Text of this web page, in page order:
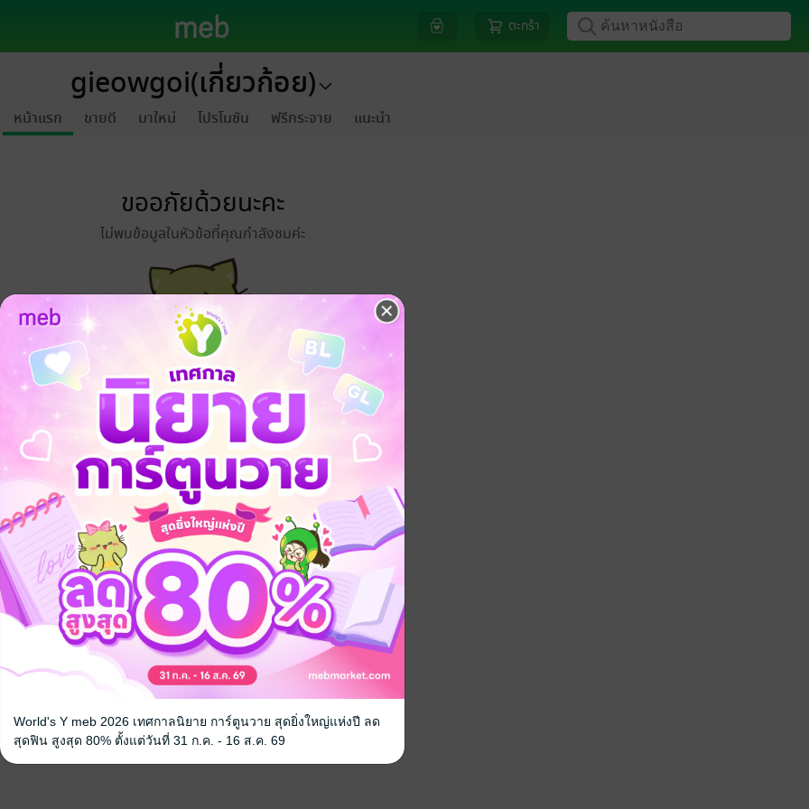
ตะกร้า
gieowgoi(เกี่ยวก้อย)
หน้าแรก ขายดี มาใหม่ โปรโมชัน ฟรีกระจาย แนะนำ
ขออภัยด้วยนะคะ
ไม่พบข้อมูลในหัวข้อที่คุณกำลังชมค่ะ
World's Y meb 2026 เทศกาลนิยาย การ์ตูนวาย สุดยิ่งใหญ่แห่งปี ลด
สุดฟิน สูงสุด 80% ตั้งแต่วันที่ 31 ก.ค. - 16 ส.ค. 69